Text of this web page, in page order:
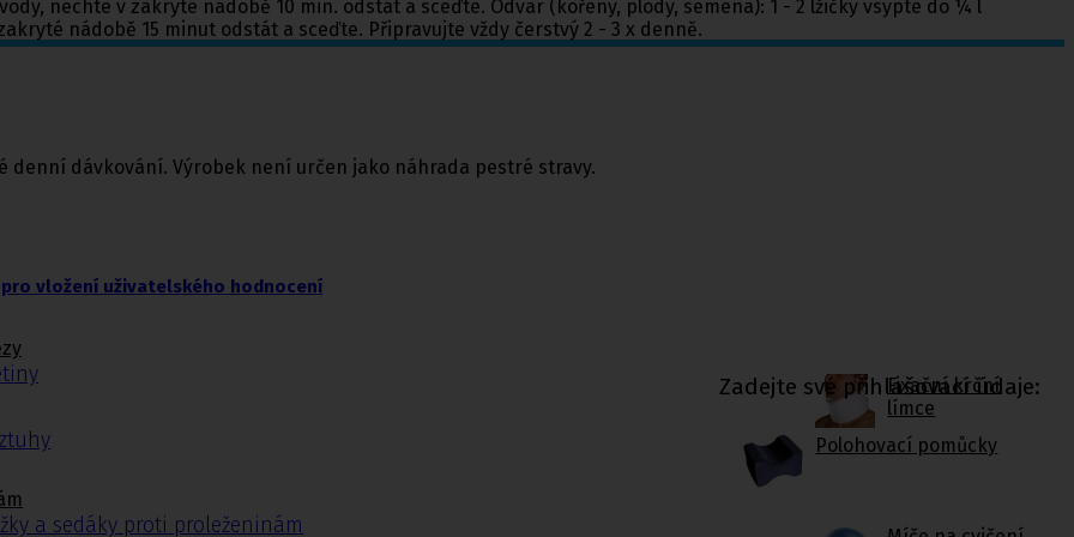
Fixační krční
límce
Polohovací pomůcky
a sedáky proti proleženinám
nechte v zakryté nádobě 10 min. odstát a sceďte. Odvar (kořeny, plody, semena): 1 - 2 lžičky vsypte do ¼ l
nádobě 15 minut odstát a sceďte. Připravujte vždy čerstvý 2 - 3 x denně.
dávkování. Výrobek není určen jako náhrada pestré stravy.
pro vložení uživatelského hodnocení
Zadejte své přihlašovací údaje: